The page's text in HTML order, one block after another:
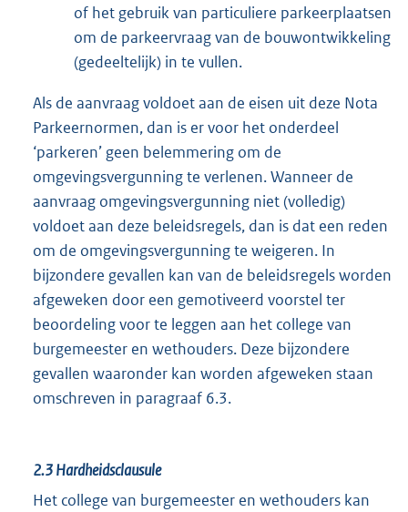
of het gebruik van particuliere parkeerplaatsen
om de parkeervraag van de bouwontwikkeling
(gedeeltelijk) in te vullen.
Als de aanvraag voldoet aan de eisen uit deze Nota
Parkeernormen, dan is er voor het onderdeel
‘parkeren’ geen belemmering om de
omgevingsvergunning te verlenen. Wanneer de
aanvraag omgevingsvergunning niet (volledig)
voldoet aan deze beleidsregels, dan is dat een reden
om de omgevingsvergunning te weigeren. In
bijzondere gevallen kan van de beleidsregels worden
afgeweken door een gemotiveerd voorstel ter
beoordeling voor te leggen aan het college van
burgemeester en wethouders. Deze bijzondere
gevallen waaronder kan worden afgeweken staan
omschreven in paragraaf 6.3.
2.3Hardheidsclausule
Het college van burgemeester en wethouders kan